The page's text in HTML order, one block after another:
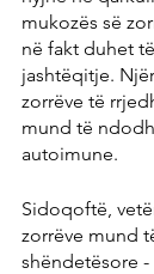
mukozës së
në fakt duhet
jashtëqitje.
zorrëve të
mund të
autoimune.
Sidoqoftë,
zorrëve mund
shëndetësore